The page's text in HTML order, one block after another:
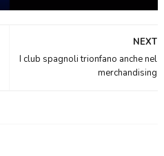
NEXT
I club spagnoli trionfano anche nel
merchandising